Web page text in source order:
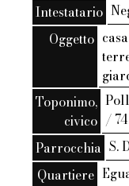
Intestatario
Oggetto
Toponimo,
civico /
Parrocchia S.
Quartiere